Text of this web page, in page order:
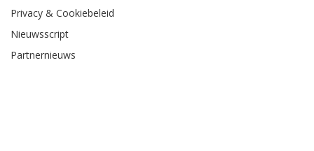
Privacy & Cookiebeleid
Nieuwsscript
Partnernieuws